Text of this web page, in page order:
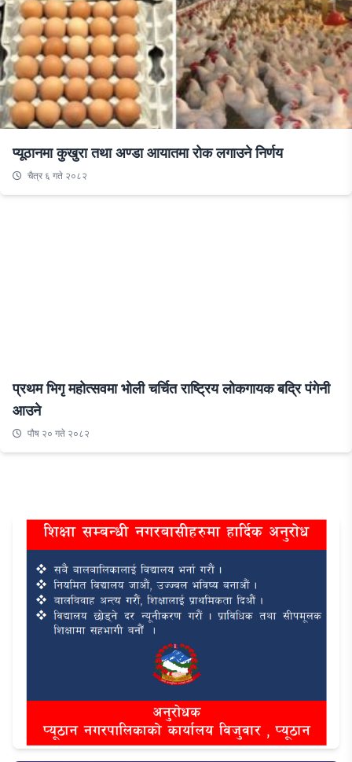
प्यूठानमा कुखुरा तथा अण्डा आयातमा रोक लगाउने निर्णय
चैत्र ६ गते २०८२
प्रथम भिगृ महोत्सवमा भोली चर्चित राष्ट्रिय लोकगायक बद्रि पंगेनी
आउने
पौष २० गते २०८२